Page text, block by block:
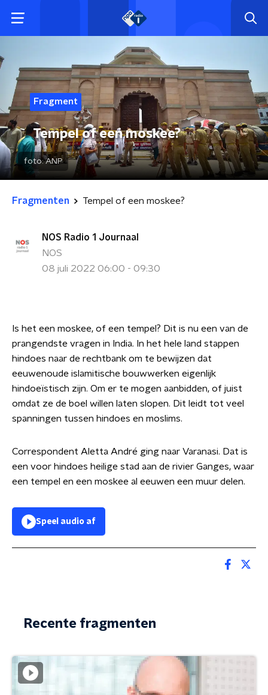
Fragment
Tempel of een moskee?
foto:ANP
Fragmenten Tempel of een moskee?
NOS Radio 1 Journaal
NOS
08 juli 2022 06:00 - 09:30
Is het een moskee, of een tempel? Dit is nu een van de
prangendste vragen in India. In het hele land stappen
hindoes naar de rechtbank om te bewijzen dat
eeuwenoude islamitische bouwwerken eigenlijk
hindoeïstisch zijn. Om er te mogen aanbidden, of juist
omdat ze de boel willen laten slopen. Dit leidt tot veel
spanningen tussen hindoes en moslims.
Correspondent Aletta André ging naar Varanasi. Dat is
een voor hindoes heilige stad aan de rivier Ganges, waar
een tempel en een moskee al eeuwen een muur delen.
Speel audio af
Recente fragmenten